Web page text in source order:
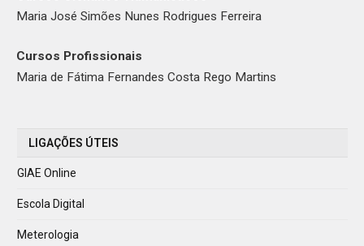
Maria José Simões Nunes Rodrigues Ferreira
Cursos Profissionais
Maria de Fátima Fernandes Costa Rego Martins
LIGAÇÕES ÚTEIS
GIAE Online
Escola Digital
Meterologia